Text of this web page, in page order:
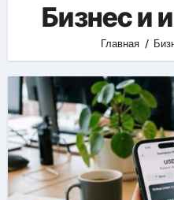
Бизнес и
Главная